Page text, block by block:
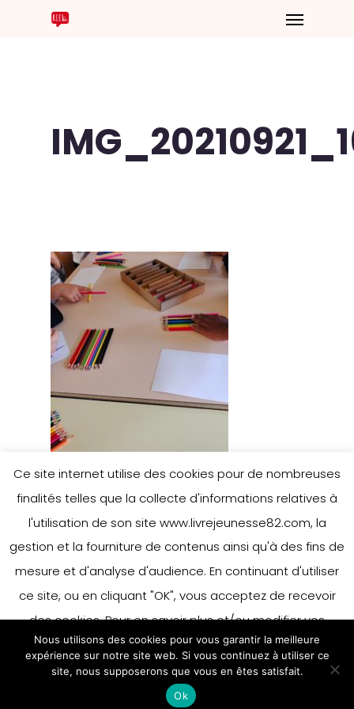
Ce site internet utilise des cookies pour de nombreuses
finalités telles que la collecte d'informations relatives à
l'utilisation de son site www.livrejeunesse82.com, la
gestion et la fourniture de contenus ainsi qu'à des fins de
mesure et d'analyse d'audience. En continuant d'utiliser
ce site, ou en cliquant "OK", vous acceptez de recevoir
des cookies. Pour en savoir plus et/ou modifier vos
préférences en matière de cookies, merci de vous référer
à notre politique sur les cookies.
Accepter
En savoir plus
Nous utilisons des cookies pour vous garantir la meilleure
expérience sur notre site web. Si vous continuez à utiliser ce
site, nous supposerons que vous en êtes satisfait.
Ok